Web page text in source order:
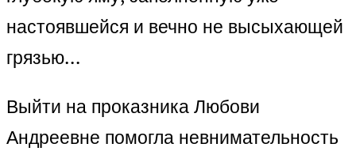
настоявшейся и вечно не высыхающей
грязью…
Выйти на проказника Любови
Андреевне помогла невнимательность